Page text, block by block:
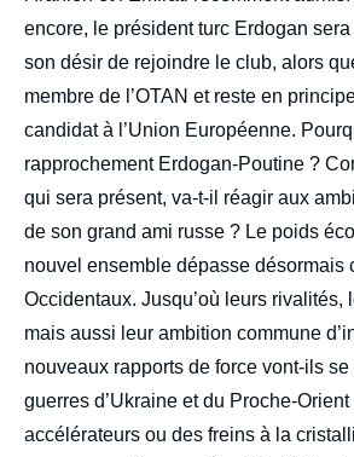
encore, le président turc Erdogan
son désir de rejoindre le club, alors
membre de l’OTAN et reste en
candidat à l’Union Européenne.
rapprochement Erdogan-Poutine ?
qui sera présent, va-t-il réagir aux
de son grand ami russe ? Le poids
nouvel ensemble dépasse désormais
Occidentaux. Jusqu’où leurs rivalités,
mais aussi leur ambition commune
nouveaux rapports de force vont-ils
guerres d’Ukraine et du Proche-
accélérateurs ou des freins à la